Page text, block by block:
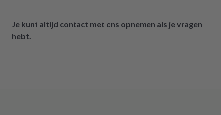
Je kunt altijd contact met ons opnemen als je vragen
hebt.